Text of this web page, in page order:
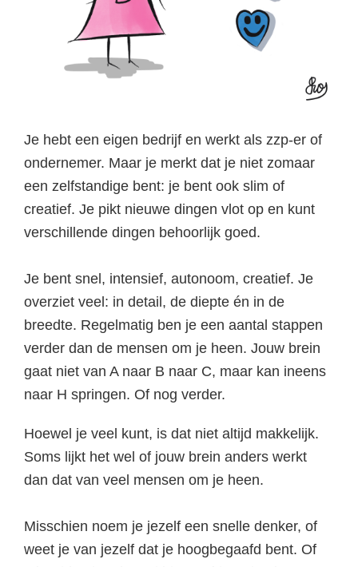
Je hebt een eigen bedrijf en werkt als zzp-er of
ondernemer. Maar je merkt dat je niet zomaar
een zelfstandige bent: je bent ook slim of
creatief. Je pikt nieuwe dingen vlot op en kunt
verschillende dingen behoorlijk goed.
Je bent snel, intensief, autonoom, creatief. Je
overziet veel: in detail, de diepte én in de
breedte. Regelmatig ben je een aantal stappen
verder dan de mensen om je heen. Jouw brein
gaat niet van A naar B naar C, maar kan ineens
naar H springen. Of nog verder.
Hoewel je veel kunt, is dat niet altijd makkelijk.
Soms lijkt het wel of jouw brein anders werkt
dan dat van veel mensen om je heen.
Misschien noem je jezelf een snelle denker, of
weet je van jezelf dat je hoogbegaafd bent. Of